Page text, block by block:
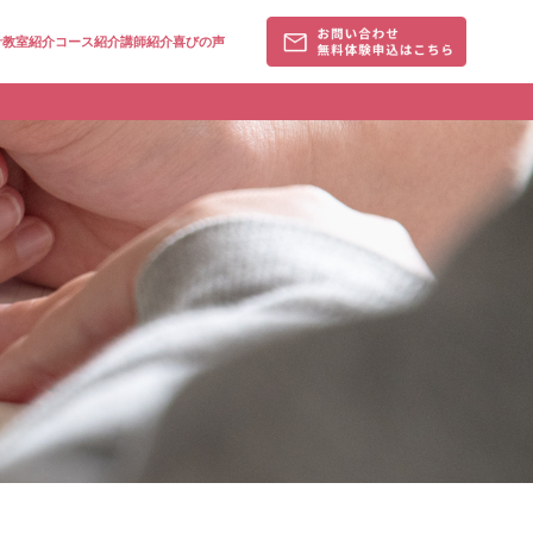
教室紹介コース紹介講師紹介喜びの声